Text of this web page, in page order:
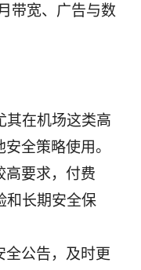
带宽、广告与数
其在机场这类高
全策略使用。
高要求，付费
和长期安全保
全公告，及时更